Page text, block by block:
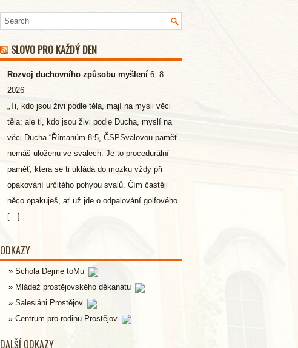
SLOVO PRO KAŽDÝ DEN
Rozvoj duchovního způsobu myšlení 6. 8.
2026
„Ti, kdo jsou živi podle těla, mají na mysli věci
těla; ale ti, kdo jsou živi podle Ducha, myslí na
věci Ducha.“Římanům 8:5, ČSPSvalovou paměť
nemáš uloženu ve svalech. Je to procedurální
paměť, která se ti ukládá do mozku vždy při
opakování určitého pohybu svalů. Čím častěji
něco opakuješ, ať už jde o odpalování golfového
[…]
ODKAZY
Schola Dejme toMu
Mládež prostějovského děkanátu
Salesiáni Prostějov
Centrum pro rodinu Prostějov
DALŠÍ ODKAZY